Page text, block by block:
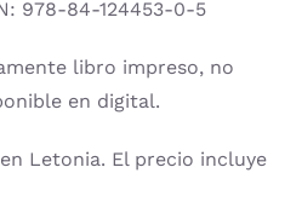
978-84-124453-0-5
libro impreso, no
en digital.
Letonia. El precio incluye